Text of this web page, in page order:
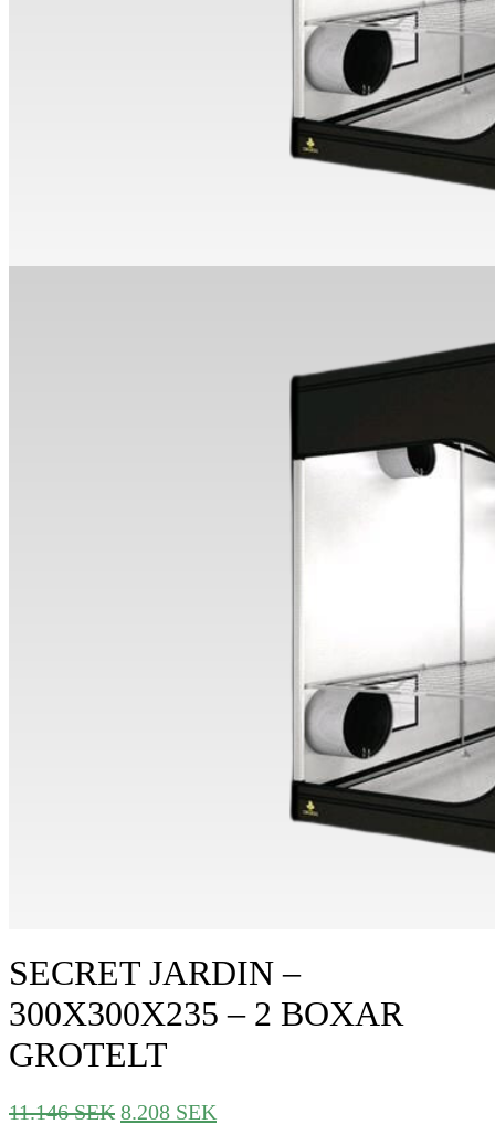
SECRET JARDIN –
300X300X235 – 2 BOXAR
GROTELT
11.146SEK Det
8.208 SEK